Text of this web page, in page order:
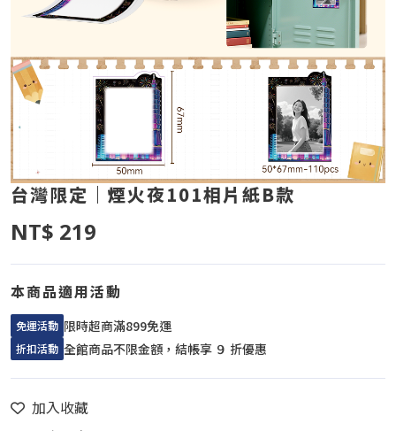
台灣限定｜煙火夜101相片紙B款
NT$ 219
本商品適用活動
免運活動 限時超商滿899免運
折扣活動 全館商品不限金額，結帳享 ９ 折優惠
加入收藏